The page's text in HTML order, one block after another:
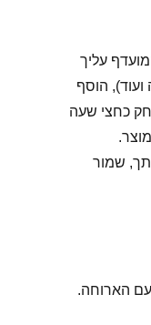
עליך
ועוד), הוסף
כחצי שעה
שמור